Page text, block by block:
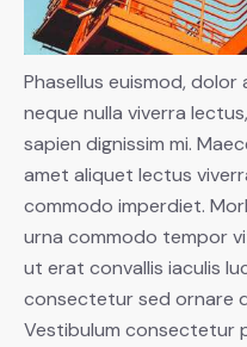
Phasellus euismod,
neque nulla viverra
sapien dignissim mi.
amet aliquet lectus
commodo imperdiet.
urna commodo tempor
ut erat convallis iaculis
consectetur sed ornare
Vestibulum consectetur